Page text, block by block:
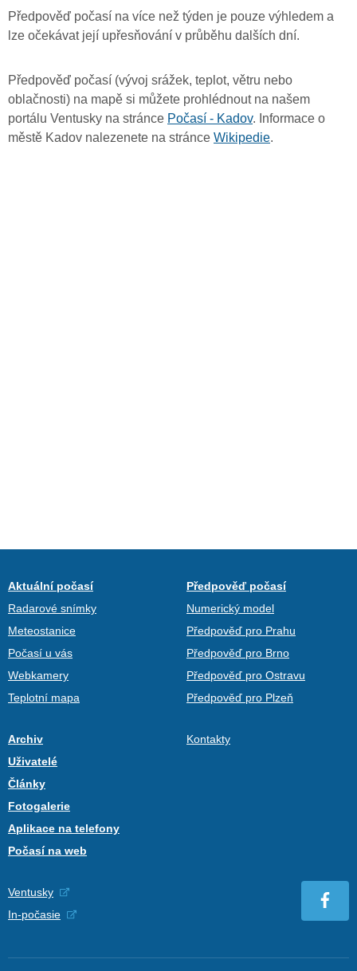
Předpověď počasí na více než týden je pouze výhledem a
lze očekávat její upřesňování v průběhu dalších dní.
Předpověď počasí (vývoj srážek, teplot, větru nebo
oblačnosti) na mapě si můžete prohlédnout na našem
portálu Ventusky na stránce Počasí - Kadov. Informace o
městě Kadov nalezenete na stránce Wikipedie.
Aktuální počasí
Radarové snímky
Meteostanice
Počasí u vás
Webkamery
Teplotní mapa
Předpověď počasí
Numerický model
Předpověď pro Prahu
Předpověď pro Brno
Předpověď pro Ostravu
Předpověď pro Plzeň
Archiv
Uživatelé
Články
Fotogalerie
Aplikace na telefony
Počasí na web
Kontakty
Ventusky
In-počasie